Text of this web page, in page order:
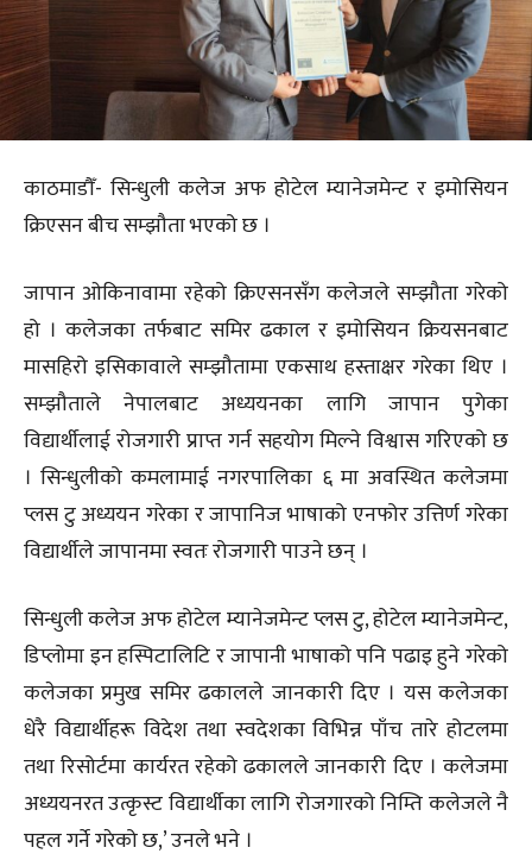
काठमाडौँ- सिन्धुली कलेज अफ होटेल म्यानेजमेन्ट र इमोसियन
क्रिएसन बीच सम्झौता भएको छ ।
जापान ओकिनावामा रहेको क्रिएसनसँग कलेजले सम्झौता गरेको
हो । कलेजका तर्फबाट समिर ढकाल र इमोसियन क्रियसनबाट
मासहिरो इसिकावाले सम्झौतामा एकसाथ हस्ताक्षर गरेका थिए ।
सम्झौताले नेपालबाट अध्ययनका लागि जापान पुगेका
विद्यार्थीलाई रोजगारी प्राप्त गर्न सहयोग मिल्ने विश्वास गरिएको छ
। सिन्धुलीको कमलामाई नगरपालिका ६ मा अवस्थित कलेजमा
प्लस टु अध्ययन गरेका र जापानिज भाषाको एनफोर उत्तिर्ण गरेका
विद्यार्थीले जापानमा स्वतः रोजगारी पाउने छन् ।
सिन्धुली कलेज अफ होटेल म्यानेजमेन्ट प्लस टु, होटेल म्यानेजमेन्ट,
डिप्लोमा इन हस्पिटालिटि र जापानी भाषाको पनि पढाइ हुने गरेको
कलेजका प्रमुख समिर ढकालले जानकारी दिए । यस कलेजका
धेरै विद्यार्थीहरू विदेश तथा स्वदेशका विभिन्न पाँच तारे होटलमा
तथा रिसोर्टमा कार्यरत रहेको ढकालले जानकारी दिए । कलेजमा
अध्ययनरत उत्कृस्ट विद्यार्थीका लागि रोजगारको निम्ति कलेजले नै
पहल गर्ने गरेको छ,’ उनले भने ।